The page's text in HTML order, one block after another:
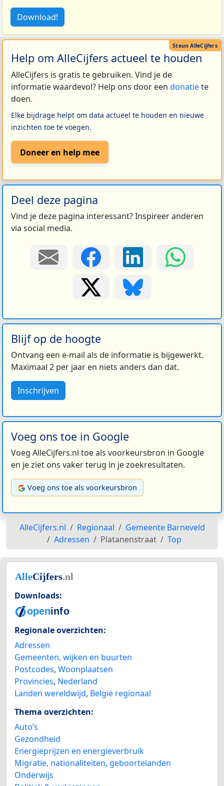
Download!
Help om AlleCijfers actueel te houden
AlleCijfers is gratis te gebruiken. Vind je de
informatie waardevol? Help ons door een donatiete
doen.
Elke bijdrage helpt om data actueel te houden en nieuwe
inzichten toe te voegen.
Doneer en help mee
Deel deze pagina
Vind je deze pagina interessant? Inspireer anderen
via social media.
Blijf op de hoogte
Ontvang een e-mail als de informatie is bijgewerkt.
Maximaal 2 per jaar en niets anders dan dat.
Inschrijven
Voeg ons toe in Google
Voeg AlleCijfers.nl toe als voorkeursbron in Google
en je ziet ons vaker terug in je zoekresultaten.
Voeg ons toe als voorkeursbron
AlleCijfers.nl Regionaal
Gemeente Barneveld
Adressen
Platanenstraat Top
Downloads:
Regionale overzichten:
Adressen
Gemeenten, wijken en buurten
Postcodes, Woonplaatsen
Provincies, Nederland
Landen wereldwijd, België regionaal
Thema overzichten:
Auto’s
Gezondheid
Energieprijzen en energieverbruik
Migratie, nationaliteiten, geboortelanden
Onderwijs